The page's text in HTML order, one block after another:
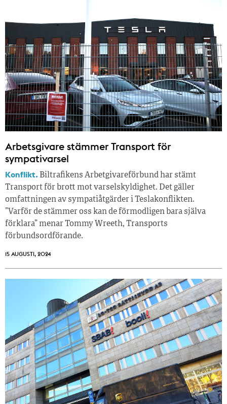
Arbetsgivare stämmer Transport för
sympativarsel
Konflikt. Biltrafikens Arbetgivareförbund har stämt
Transport för brott mot varselskyldighet. Det gäller
omfattningen av sympatiåtgärder i Teslakonflikten.
”Varför de stämmer oss kan de förmodligen bara själva
förklara” menar Tommy Wreeth, Transports
förbundsordförande.
15 AUGUSTI, 2024